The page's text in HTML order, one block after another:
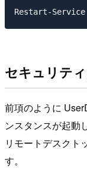
セキュリテ
前項のように
ンスタンスが起動
リモートデスクト
す。